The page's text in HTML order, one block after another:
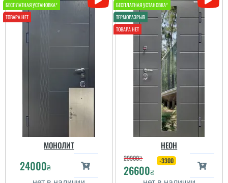
МОНОЛИТ
24000₴
НЕОН
29900₴
26600₴
-3300